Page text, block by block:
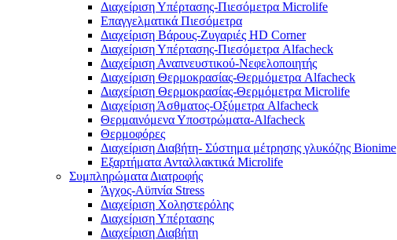
Διαχείριση Υπέρτασης-Πιεσόμετρα Microlife
Επαγγελματικά Πιεσόμετρα
Διαχείριση Βάρους-Ζυγαριές HD Corner
Διαχείριση Υπέρτασης-Πιεσόμετρα Alfacheck
Διαχείριση Αναπνευστικού-Νεφελοποιητής
Διαχείριση Θερμοκρασίας-Θερμόμετρα Alfacheck
Διαχείριση Θερμοκρασίας-Θερμόμετρα Microlife
Διαχείριση Άσθματος-Οξύμετρα Alfacheck
Θερμαινόμενα Υποστρώματα-Alfacheck
Θερμοφόρες
Διαχείριση Διαβήτη- Σύστημα μέτρησης γλυκόζης Bionime
Εξαρτήματα Ανταλλακτικά Microlife
Συμπληρώματα Διατροφής
Άγχος-Αϋπνία Stress
Διαχείριση Χοληστερόλης
Διαχείριση Υπέρτασης
Διαχείριση Διαβήτη